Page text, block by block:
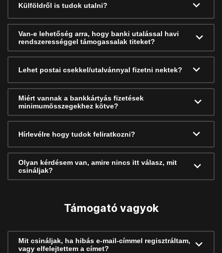
Külföldről is tudok utalni?
Van-e lehetőség arra, hogy banki utalással havi
rendszerességgel támogassalak titeket?
Lehet postai csekkel/utalvánnyal fizetni nektek?
Miért vannak a bankkártyás fizetések
minimumösszegekhez kötve?
Hírlevélre hogy tudok feliratkozni?
Olyan kérdésem van, amire nincs itt válasz, mit
csináljak?
Támogató vagyok
Mit csináljak, ha hibás e-mail-címmel regisztráltam,
vagy elfelejtettem a címet?